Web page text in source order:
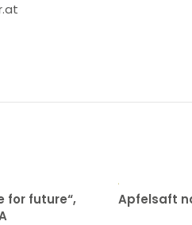
for future“,
Apfelsaft